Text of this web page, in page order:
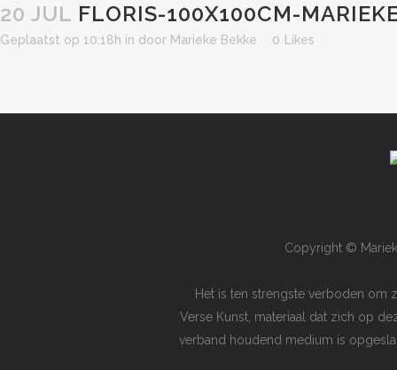
20 JUL FLORIS-100X100CM-
Geplaatst op 10:18h in door Marieke Bekke 0 Likes
Copyright ©
Het is ten strengste verboden om
Verse Kunst, materiaal dat zich op
verband houdend medium is